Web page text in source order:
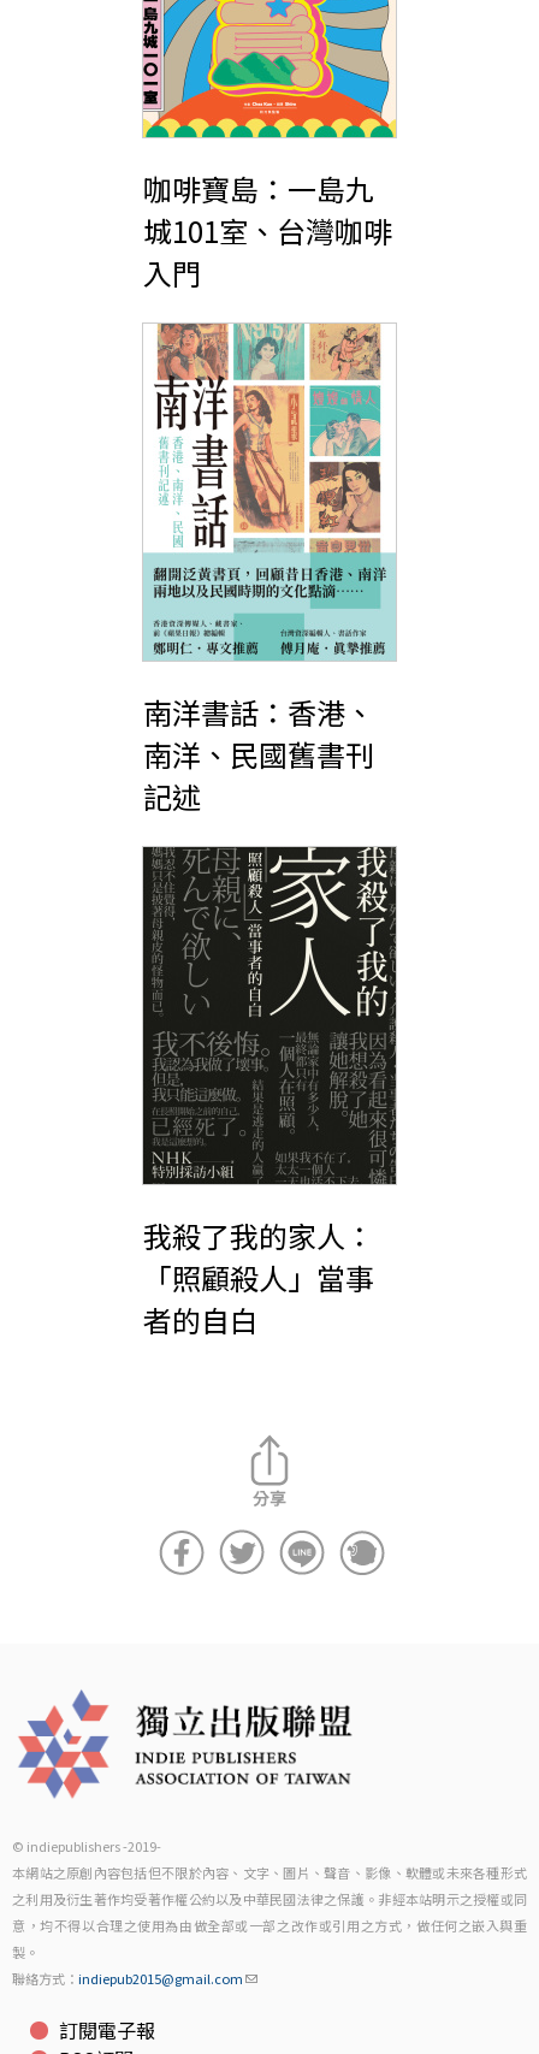
咖啡寶島：一島九
城101室、台灣咖啡
入門
南洋書話：香港、
南洋、民國舊書刊
記述
我殺了我的家人：
「照顧殺人」當事
者的自白
© indiepublishers -2019-
本網站之原創內容包括但不限於內容、文字、圖片、聲音、影像、軟體或未來各種形式
之利用及衍生著作均受著作權公約以及中華民國法律之保護。非經本站明示之授權或同
意，均不得以合理之使用為由做全部或一部之改作或引用之方式，做任何之嵌入與重
製。
聯絡方式： indiepub2015@gmail.com
訂閱電子報